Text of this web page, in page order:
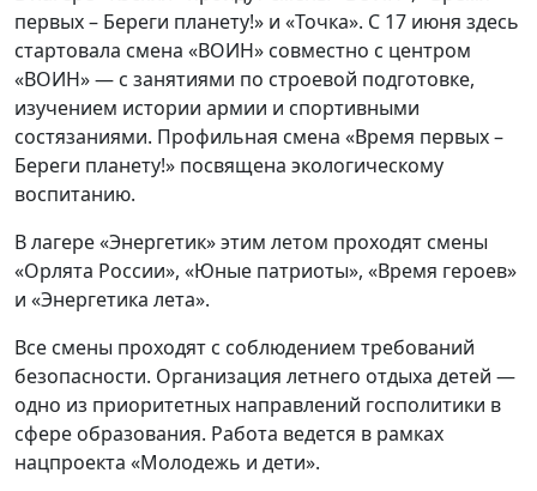
первых – Береги планету!» и «Точка». С 17 июня здесь
стартовала смена «ВОИН» совместно с центром
«ВОИН» — с занятиями по строевой подготовке,
изучением истории армии и спортивными
состязаниями. Профильная смена «Время первых –
Береги планету!» посвящена экологическому
воспитанию.
В лагере «Энергетик» этим летом проходят смены
«Орлята России», «Юные патриоты», «Время героев»
и «Энергетика лета».
Все смены проходят с соблюдением требований
безопасности. Организация летнего отдыха детей —
одно из приоритетных направлений госполитики в
сфере образования. Работа ведется в рамках
нацпроекта «Молодежь и дети».